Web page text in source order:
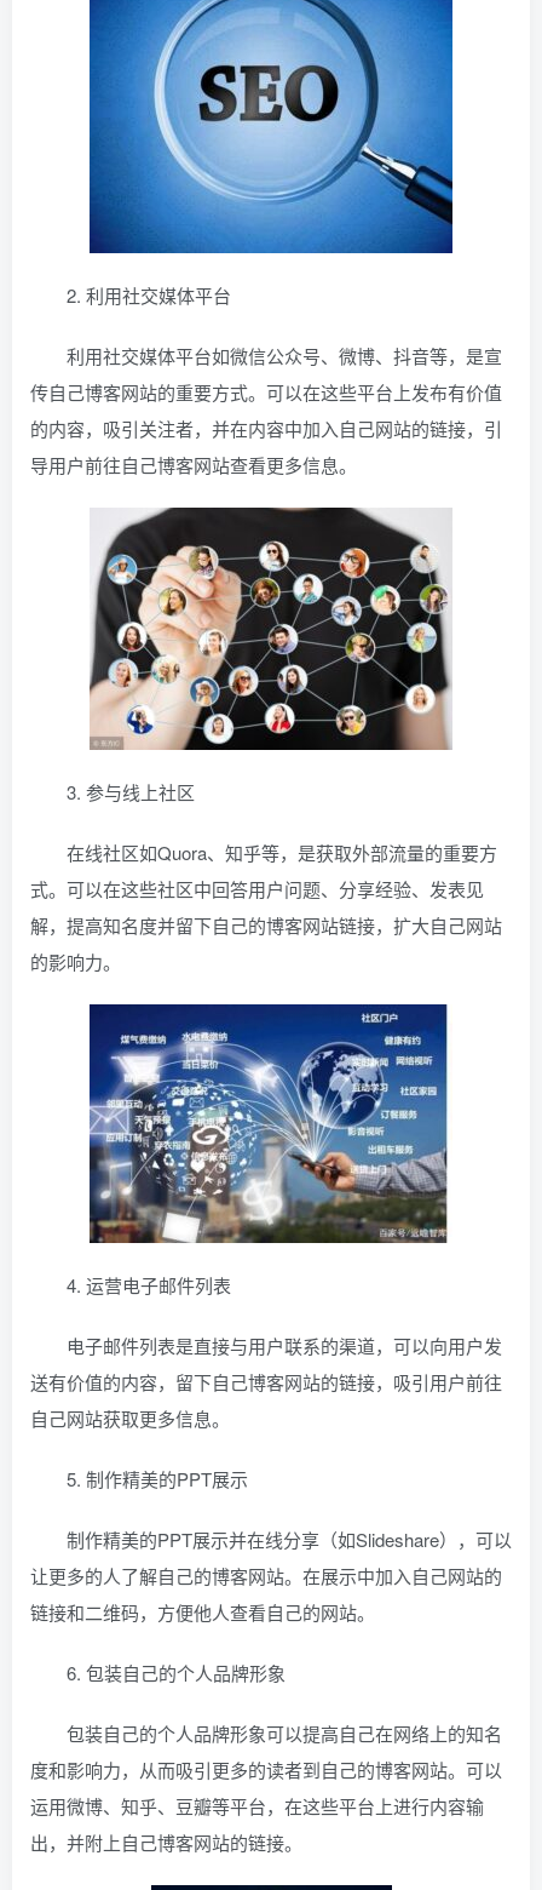
2. 利用社交媒体平台
利用社交媒体平台如微信公众号、微博、抖音等，是宣
传自己博客网站的重要方式。可以在这些平台上发布有价值
的内容，吸引关注者，并在内容中加入自己网站的链接，引
导用户前往自己博客网站查看更多信息。
3. 参与线上社区
在线社区如Quora、知乎等，是获取外部流量的重要方
式。可以在这些社区中回答用户问题、分享经验、发表见
解，提高知名度并留下自己的博客网站链接，扩大自己网站
的影响力。
4. 运营电子邮件列表
电子邮件列表是直接与用户联系的渠道，可以向用户发
送有价值的内容，留下自己博客网站的链接，吸引用户前往
自己网站获取更多信息。
5. 制作精美的PPT展示
制作精美的PPT展示并在线分享（如Slideshare），可以
让更多的人了解自己的博客网站。在展示中加入自己网站的
链接和二维码，方便他人查看自己的网站。
6. 包装自己的个人品牌形象
包装自己的个人品牌形象可以提高自己在网络上的知名
度和影响力，从而吸引更多的读者到自己的博客网站。可以
运用微博、知乎、豆瓣等平台，在这些平台上进行内容输
出，并附上自己博客网站的链接。